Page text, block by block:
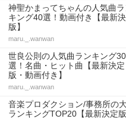
神聖かまってちゃんの人気曲ラ
キング40選！動画付き【最新
版】
maru._.wanwan
世良公則の人気曲ランキング30
選！名曲・ヒット曲【最新決定
版・動画付き】
maru._.wanwan
音楽プロダクション/事務所の
ランキングTOP20【最新決定版